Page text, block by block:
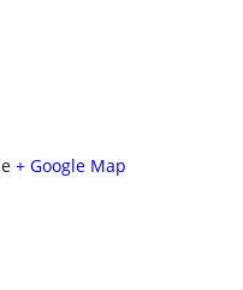
+ Google Map